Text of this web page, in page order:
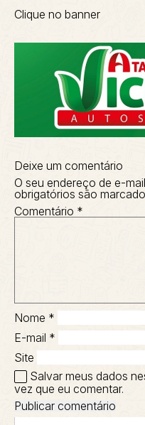
Clique no banner
Deixe um comentário
O seu endereço de e-
obrigatórios são
Comentário *
Nome *
E-mail *
Site
Salvar meus dados
vez que eu comentar.